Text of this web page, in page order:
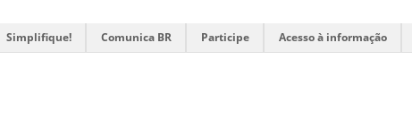
Simplifique! Comunica BR Participe Acesso à informação